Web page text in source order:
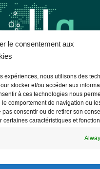
le consentement aux
expériences, nous utilisons des
stocker et/ou accéder aux
à ces technologies nous
comportement de navigation ou
pas consentir ou de retirer son
certaines caractéristiques et